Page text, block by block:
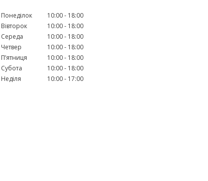
Понеділок 10:00
18:00
Вівторок
10:00
18:00
Середа
10:00
18:00
Четвер
10:00
18:00
Пʼятниця
10:00
18:00
Субота
10:00
18:00
Неділя
10:00 17:00